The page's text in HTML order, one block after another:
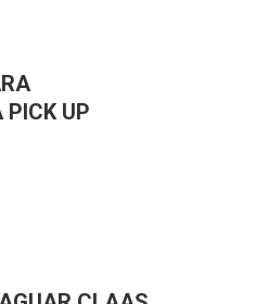
PICK UP